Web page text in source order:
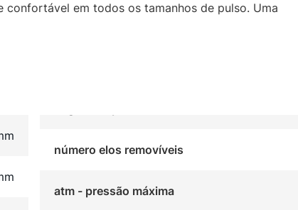
confortável em todos os tamanhos de pulso. Uma
número elos removíveis
atm - pressão máxima